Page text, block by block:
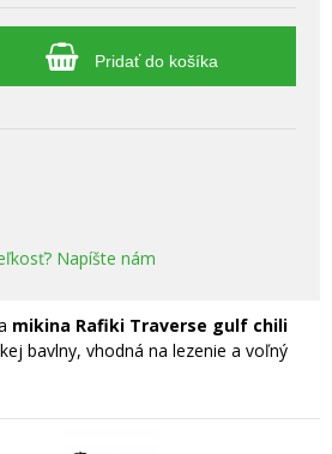
Pridať do košíka
Napíšte nám
mikina Rafiki Traverse gulf chili
bavlny, vhodná na lezenie a voľný